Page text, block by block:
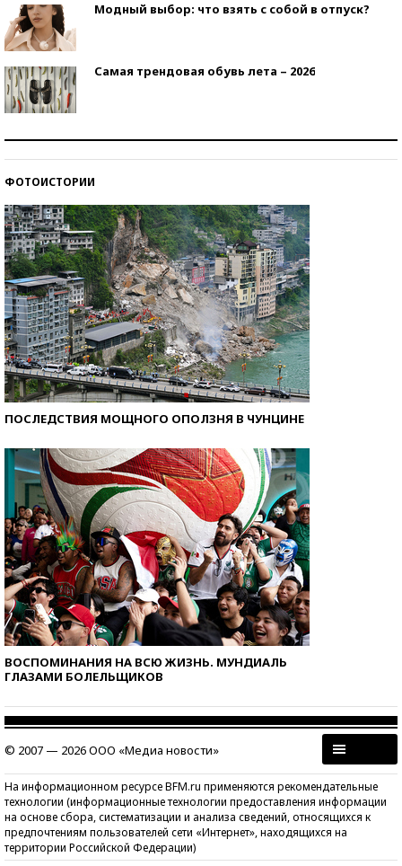
Модный выбор: что взять с собой в отпуск?
Самая трендовая обувь лета – 2026
ФОТОИСТОРИИ
ПОСЛЕДСТВИЯ МОЩНОГО ОПОЛЗНЯ В ЧУНЦИНЕ
ВОСПОМИНАНИЯ НА ВСЮ ЖИЗНЬ. МУНДИАЛЬ
ГЛАЗАМИ БОЛЕЛЬЩИКОВ
© 2007 — 2026 ООО «Медиа новости»
На информационном ресурсе BFM.ru применяются рекомендательные
технологии (информационные технологии предоставления информации
на основе сбора, систематизации и анализа сведений, относящихся к
предпочтениям пользователей сети «Интернет», находящихся на
территории Российской Федерации)